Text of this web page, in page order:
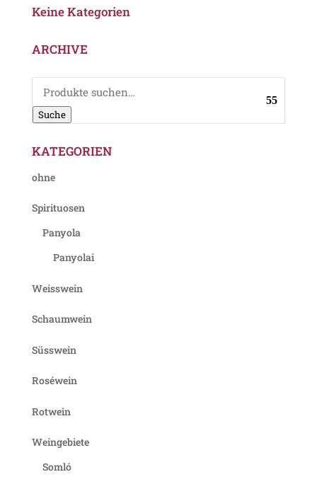
Keine Kategorien
ARCHIVE
Suche
nach:
Suche
KATEGORIEN
ohne
Spirituosen
Panyola
Panyolai
Weisswein
Schaumwein
Süsswein
Roséwein
Rotwein
Weingebiete
Somló